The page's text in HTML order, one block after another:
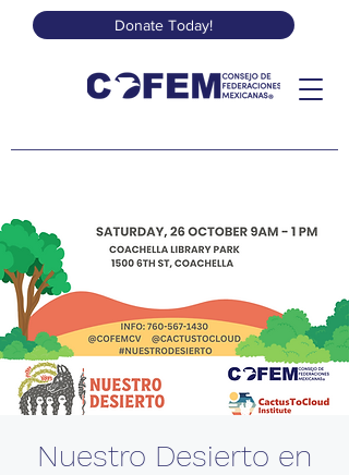
Donate Today!
Nuestro Desierto en